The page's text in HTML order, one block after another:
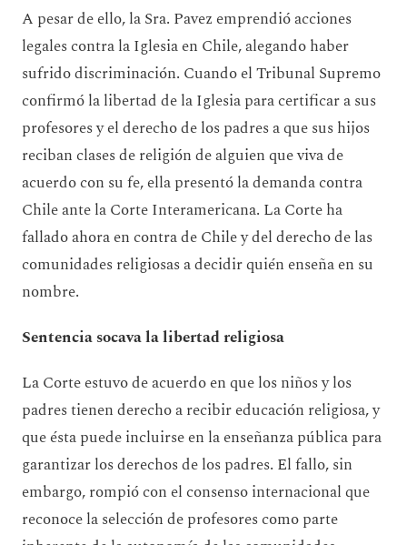
A pesar de ello, la Sra. Pavez emprendió acciones
legales contra la Iglesia en Chile, alegando haber
sufrido discriminación. Cuando el Tribunal Supremo
confirmó la libertad de la Iglesia para certificar a sus
profesores y el derecho de los padres a que sus hijos
reciban clases de religión de alguien que viva de
acuerdo con su fe, ella presentó la demanda contra
Chile ante la Corte Interamericana. La Corte ha
fallado ahora en contra de Chile y del derecho de las
comunidades religiosas a decidir quién enseña en su
nombre.
Sentencia socava la libertad religiosa
La Corte estuvo de acuerdo en que los niños y los
padres tienen derecho a recibir educación religiosa, y
que ésta puede incluirse en la enseñanza pública para
garantizar los derechos de los padres. El fallo, sin
embargo, rompió con el consenso internacional que
reconoce la selección de profesores como parte